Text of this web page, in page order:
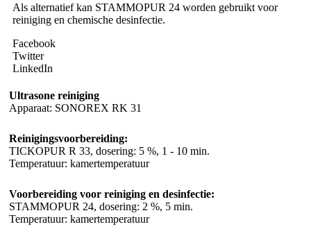
Als alternatief kan STAMMOPUR 24 worden gebruikt voor
reiniging en chemische desinfectie.
Facebook
Twitter
LinkedIn
Ultrasone reiniging
Apparaat: SONOREX RK 31
Reinigingsvoorbereiding:
TICKOPUR R 33, dosering: 5 %, 1 - 10 min.
Temperatuur: kamertemperatuur
Voorbereiding voor reiniging en desinfectie:
STAMMOPUR 24, dosering: 2 %, 5 min.
Temperatuur: kamertemperatuur